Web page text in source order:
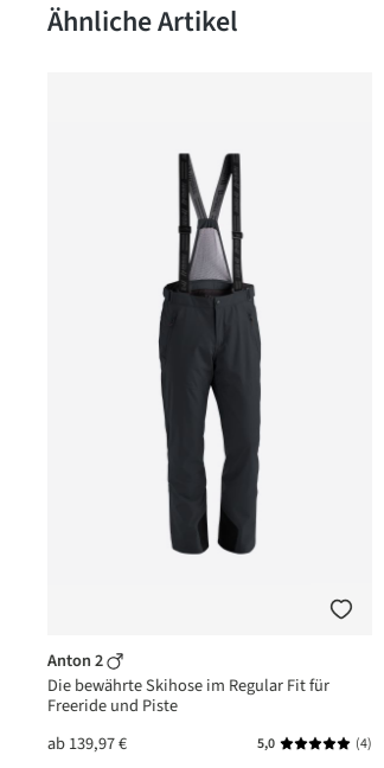
Produktgalerie überspringen
Ähnliche Artikel
Bewertung von 5 von 5 Sternen
Anton 2
Die bewährte Skihose im Regular Fit für
Freeride und Piste
ab139,97 € 5,0 (4)